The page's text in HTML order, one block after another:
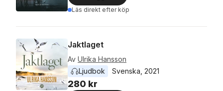
Läs direkt efter köp
Jaktlaget
Av Ulrika Hansson
Ljudbok
Svenska 2021
280 kr